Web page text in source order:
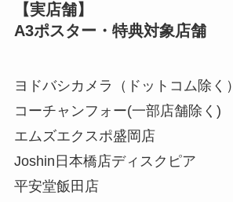
【実店舗】
A3ポスター・特典対象店舗
ヨドバシカメラ（ドットコム除く）
コーチャンフォー(一部店舗除く)
エムズエクスポ盛岡店
Joshin日本橋店ディスクピア
平安堂飯田店